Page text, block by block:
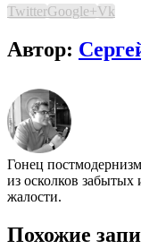
TwitterGoogle+Vk
Автор:
Гонец
из осколков
жалости.
Похожие